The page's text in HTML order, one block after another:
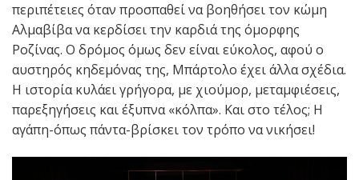
περιπέτειες όταν προσπαθεί να βοηθήσει τον κώμη
Αλμαβίβα να κερδίσει την καρδιά της όμορφης
Ροζίνας. Ο δρόμος όμως δεν είναι εύκολος, αφού ο
αυστηρός κηδεμόνας της, Μπάρτολο έχει άλλα σχέδια.
Η ιστορία κυλάει γρήγορα, με χιούμορ, μεταμφιέσεις,
παρεξηγήσεις και έξυπνα «κόλπα». Και στο τέλος; Η
αγάπη-όπως πάντα-βρίσκει τον τρόπο να νικήσει!